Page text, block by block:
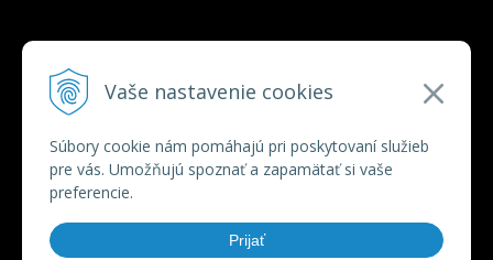
Vaše nastavenie cookies
Súbory cookie nám pomáhajú pri poskytovaní služieb
pre vás. Umožňujú spoznať a zapamätať si vaše
preferencie.
Prijať
Tel.:+421 910 228 822
E-mail: deltatex@deltatex.sk
VŠETKO O NÁKUPE